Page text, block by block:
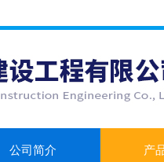
公司简介 产